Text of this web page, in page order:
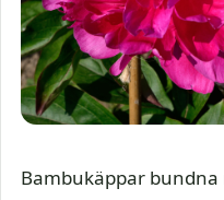
Bambukäppar